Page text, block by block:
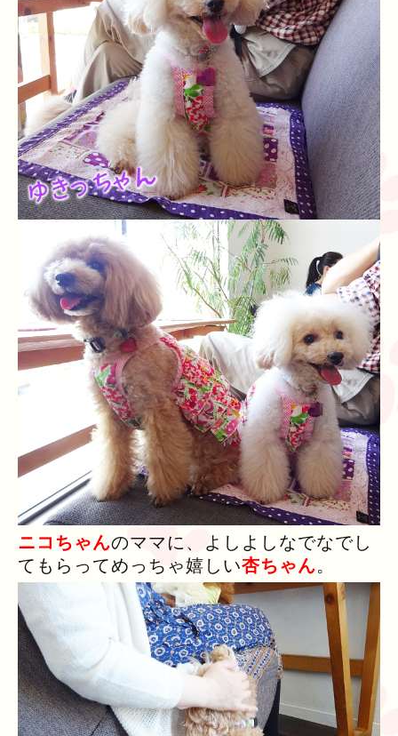
ニコちゃんのママに、よしよしなでなでし
てもらってめっちゃ嬉しい杏ちゃん。